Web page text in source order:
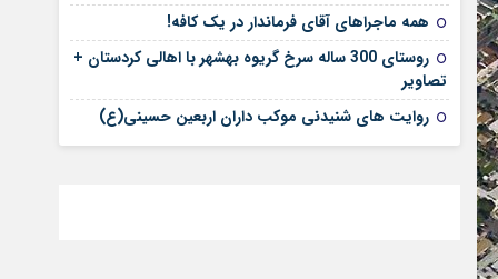
همه ماجراهای آقای فرماندار در یک کافه!
روستای 300 ساله سرخ ‌گریوه بهشهر با اهالی کردستان +
تصاویر
روایت های شنیدنی موکب داران اربعین حسینی(ع)